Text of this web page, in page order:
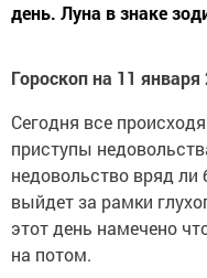
день. Луна в знаке
Гороскоп на 11
Сегодня все
приступы
недовольство вряд
выйдет за рамки
этот день намечено
на потом.